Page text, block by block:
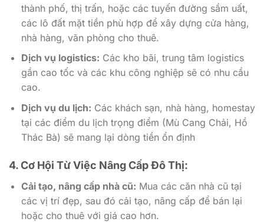
thành phố, thị trấn, hoặc các tuyến đường sầm uất,
các lô đất mặt tiền phù hợp để xây dựng cửa hàng,
nhà hàng, văn phòng cho thuê.
Dịch vụ logistics: Các kho bãi, trung tâm logistics
gần cao tốc và các khu công nghiệp sẽ có nhu cầu
cao.
Dịch vụ du lịch: Các khách sạn, nhà hàng, homestay
tại các điểm du lịch trọng điểm (Mù Cang Chải, Hồ
Thác Bà) sẽ mang lại dòng tiền ổn định
4. Cơ Hội Từ Việc Nâng Cấp Đô Thị:
Cải tạo, nâng cấp nhà cũ: Mua các căn nhà cũ tại
các vị trí đẹp, sau đó cải tạo, nâng cấp để bán lại
hoặc cho thuê với giá cao hơn.